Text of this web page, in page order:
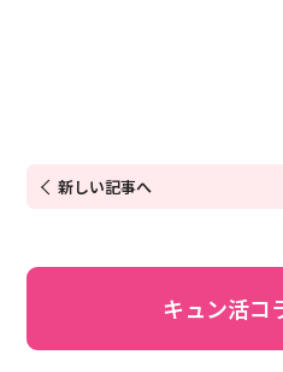
新しい記事へ
キュン活コ